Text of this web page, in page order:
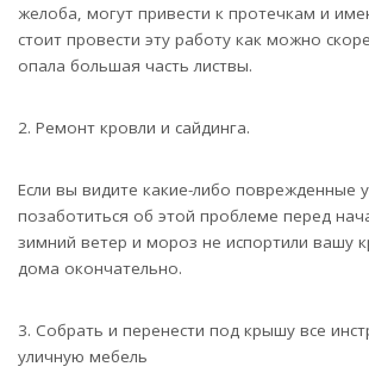
желоба, могут привести к протечкам и
стоит провести эту работу как можно
опала большая часть листвы.
2. Ремонт кровли и сайдинга.
Если вы видите какие-либо поврежденные
позаботиться об этой проблеме перед
зимний ветер и мороз не испортили вашу
дома окончательно.
3. Собрать и перенести под крышу все
уличную мебель